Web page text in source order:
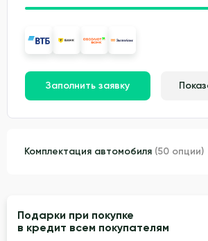
Заполнить заявку
Комплектация автомобиля (50 опции)
Подарки при покупке
в кредит всем покупателям